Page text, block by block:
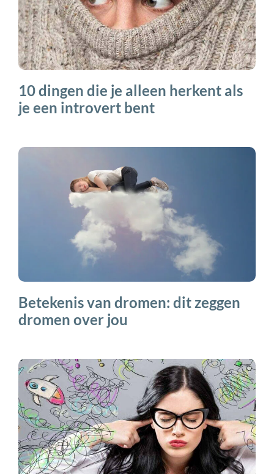
10 dingen die je alleen herkent als
je een introvert bent
Betekenis van dromen: dit zeggen
dromen over jou